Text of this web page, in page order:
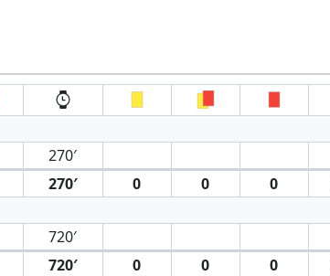
270′
270′ 0 0 0
720′
720′ 0 0 0